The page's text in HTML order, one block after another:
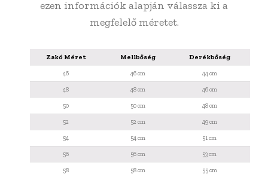
ezen információk alapján válassza ki a
megfelelő méretet.
Zakó Méret Mellbőség Derékbőség
46 46 cm 44 cm
48 48 cm 46 cm
50 50 cm 48 cm
52 52 cm 49 cm
54 54 cm 51 cm
56 56 cm 53 cm
58 58 cm 55 cm